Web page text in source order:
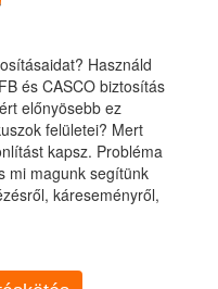
Használd
és CASCO biztosítás
előnyösebb ez
felületei? Mert
kapsz. Probléma
mi magunk segítünk
káreseményről,